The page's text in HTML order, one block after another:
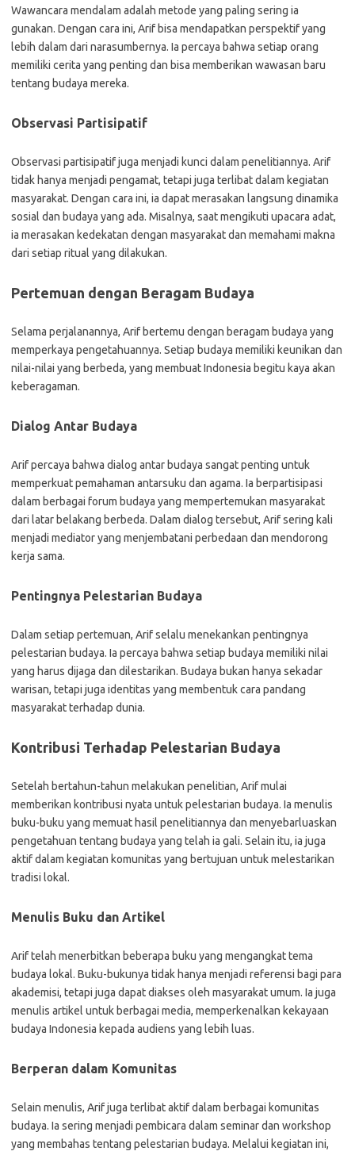
Wawancara mendalam adalah metode yang paling sering ia
gunakan. Dengan cara ini, Arif bisa mendapatkan perspektif yang
lebih dalam dari narasumbernya. Ia percaya bahwa setiap orang
memiliki cerita yang penting dan bisa memberikan wawasan baru
tentang budaya mereka.
Observasi Partisipatif
Observasi partisipatif juga menjadi kunci dalam penelitiannya. Arif
tidak hanya menjadi pengamat, tetapi juga terlibat dalam kegiatan
masyarakat. Dengan cara ini, ia dapat merasakan langsung dinamika
sosial dan budaya yang ada. Misalnya, saat mengikuti upacara adat,
ia merasakan kedekatan dengan masyarakat dan memahami makna
dari setiap ritual yang dilakukan.
Pertemuan dengan Beragam Budaya
Selama perjalanannya, Arif bertemu dengan beragam budaya yang
memperkaya pengetahuannya. Setiap budaya memiliki keunikan dan
nilai-nilai yang berbeda, yang membuat Indonesia begitu kaya akan
keberagaman.
Dialog Antar Budaya
Arif percaya bahwa dialog antar budaya sangat penting untuk
memperkuat pemahaman antarsuku dan agama. Ia berpartisipasi
dalam berbagai forum budaya yang mempertemukan masyarakat
dari latar belakang berbeda. Dalam dialog tersebut, Arif sering kali
menjadi mediator yang menjembatani perbedaan dan mendorong
kerja sama.
Pentingnya Pelestarian Budaya
Dalam setiap pertemuan, Arif selalu menekankan pentingnya
pelestarian budaya. Ia percaya bahwa setiap budaya memiliki nilai
yang harus dijaga dan dilestarikan. Budaya bukan hanya sekadar
warisan, tetapi juga identitas yang membentuk cara pandang
masyarakat terhadap dunia.
Kontribusi Terhadap Pelestarian Budaya
Setelah bertahun-tahun melakukan penelitian, Arif mulai
memberikan kontribusi nyata untuk pelestarian budaya. Ia menulis
buku-buku yang memuat hasil penelitiannya dan menyebarluaskan
pengetahuan tentang budaya yang telah ia gali. Selain itu, ia juga
aktif dalam kegiatan komunitas yang bertujuan untuk melestarikan
tradisi lokal.
Menulis Buku dan Artikel
Arif telah menerbitkan beberapa buku yang mengangkat tema
budaya lokal. Buku-bukunya tidak hanya menjadi referensi bagi para
akademisi, tetapi juga dapat diakses oleh masyarakat umum. Ia juga
menulis artikel untuk berbagai media, memperkenalkan kekayaan
budaya Indonesia kepada audiens yang lebih luas.
Berperan dalam Komunitas
Selain menulis, Arif juga terlibat aktif dalam berbagai komunitas
budaya. Ia sering menjadi pembicara dalam seminar dan workshop
yang membahas tentang pelestarian budaya. Melalui kegiatan ini,